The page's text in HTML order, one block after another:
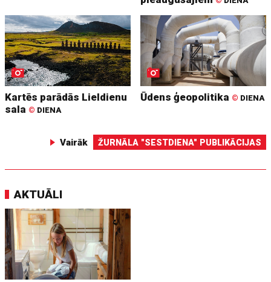
Kartēs parādās Lieldienu
sala © DIENA
Ūdens ģeopolitika © DIENA
Vairāk ŽURNĀLA "SESTDIENA" PUBLIKĀCIJAS
AKTUĀLI